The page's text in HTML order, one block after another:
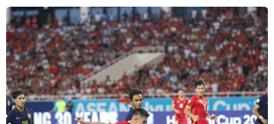
Chủ tịch Quốc hội Nguyễn Thị Kim Ngân
hội kiến Tổng thống Hàn Quốc
06/12/2018 13:32
Chiều tối 6/12 (theo giờ địa phương), tại thủ đô Seoul,
Chủ tịch Quốc hội Nguyễn Thị Kim Ngân đã hội kiến
Tổng thống Hàn Quốc Moon Jae-in.